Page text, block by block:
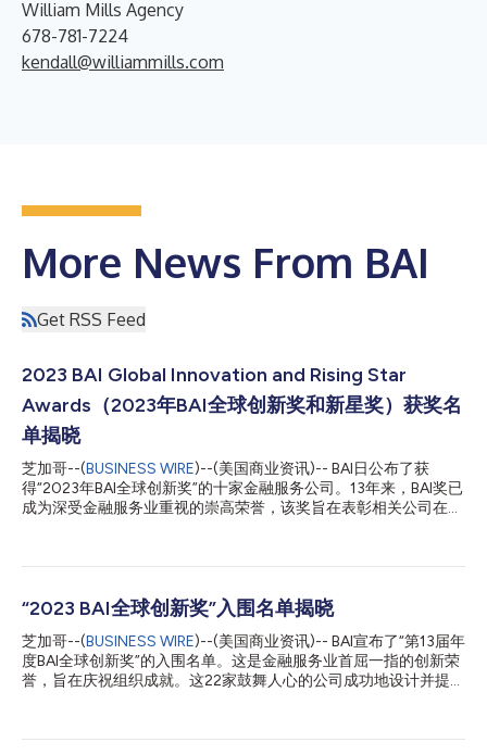
William Mills Agency
678-781-7224
kendall@williammills.com
More News From BAI
Get RSS Feed
2023 BAI Global Innovation and Rising Star
Awards（2023年BAI全球创新奖和新星奖）获奖名
单揭晓
芝加哥--(BUSINESS WIRE)--(美国商业资讯)-- BAI日公布了获
得“2023年BAI全球创新奖”的十家金融服务公司。13年来，BAI奖已
成为深受金融服务业重视的崇高荣誉，该奖旨在表彰相关公司在提
由BAI Innovation Circle选出。该评委会由引领金融服务业创新潮
地推动持续和重大创新而脱颖而出，他们在客户体验、支付、风险
及首席执行官兼Innovation Circle评委Debbie Bianucci表示：“创
新一直是金融服务和金融科技组织取得成功的推动力。这些组织和
后起之秀正在为客户和员工创造更光明的未来，我们非常高兴能借
新） Ally（美国）：...
“2023 BAI全球创新奖”入围名单揭晓
芝加哥--(BUSINESS WIRE)--(美国商业资讯)-- BAI宣布了“第13届年
度BAI全球创新奖”的入围名单。这是金融服务业首屈一指的创新荣
誉，旨在庆祝组织成就。这22家鼓舞人心的公司成功地设计并提供
型、欺诈预防、金融包容性、即时支付、ESG投资和人工智能的创